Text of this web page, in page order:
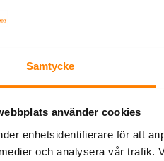
Samtycke
använder cookies
enhetsidentifierare för att
och analysera vår trafik.
JA
eller tillbehör: